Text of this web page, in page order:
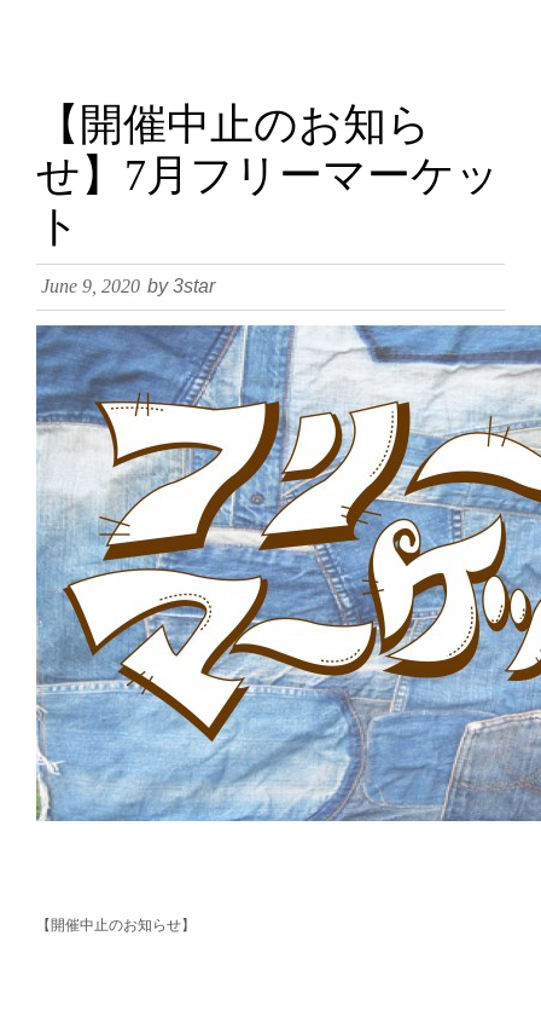
【開催中止のお知ら
せ】7月フリーマーケッ
ト
June 9, 2020 by 3star
【開催中止のお知らせ】